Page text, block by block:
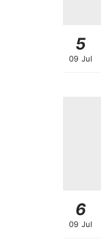
5
09 Jul
6
09 Jul